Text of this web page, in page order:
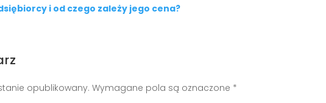
i od czego zależy jego cena?
opublikowany. Wymagane pola są oznaczone *